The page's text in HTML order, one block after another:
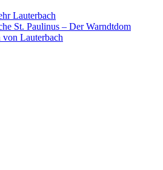
Lauterbach
St. Paulinus – Der Warndtdom
von Lauterbach